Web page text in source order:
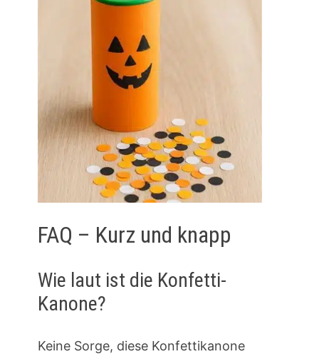
FAQ – Kurz und knapp
Wie laut ist die Konfetti-
Kanone?
Keine Sorge, diese Konfettikanone